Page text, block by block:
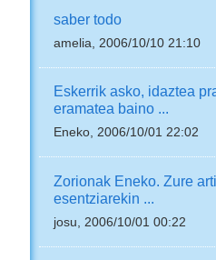
saber todo
amelia, 2006/10/10 21:10
Eskerrik asko, idaztea
eramatea baino ...
Eneko, 2006/10/01 22:02
Zorionak Eneko. Zure
esentziarekin ...
josu, 2006/10/01 00:22